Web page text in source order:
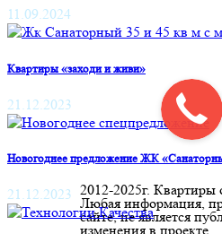
11.09.2024
Квартиры «заходи и живи»
21.12.2023
Новогоднее предложение ЖК
21.12.2023 2012-2025г.
Любая информация,
сайте, не является
изменения в проекте.